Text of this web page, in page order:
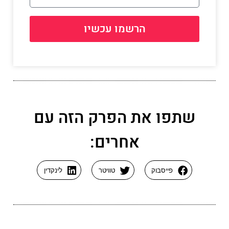
הרשמו עכשיו
שתפו את הפרק הזה עם
אחרים:
פייסבוק טוויטר לינקדין